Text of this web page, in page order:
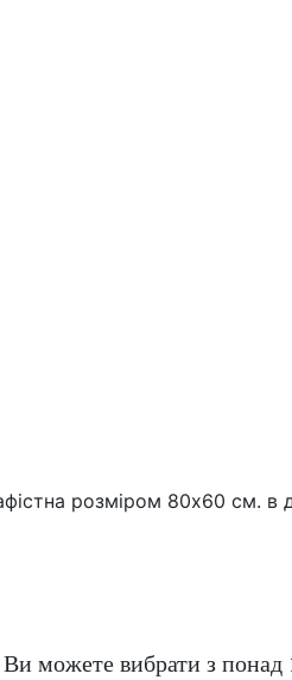
можете вибрати з